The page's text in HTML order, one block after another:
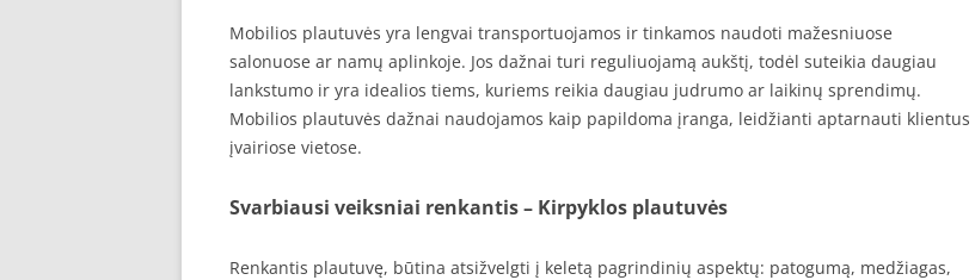
Mobilios plautuvės yra lengvai transportuojamos ir tinkamos naudoti mažesniuose
salonuose ar namų aplinkoje. Jos dažnai turi reguliuojamą aukštį, todėl suteikia daugiau
lankstumo ir yra idealios tiems, kuriems reikia daugiau judrumo ar laikinų sprendimų.
Mobilios plautuvės dažnai naudojamos kaip papildoma įranga, leidžianti aptarnauti klientus
įvairiose vietose.
Svarbiausi veiksniai renkantis – Kirpyklos plautuvės
Renkantis plautuvę, būtina atsižvelgti į keletą pagrindinių aspektų: patogumą, medžiagas,